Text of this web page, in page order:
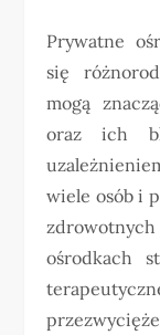
Prywatne
się
mogą
oraz ich
wiele osób i
ośrodkach